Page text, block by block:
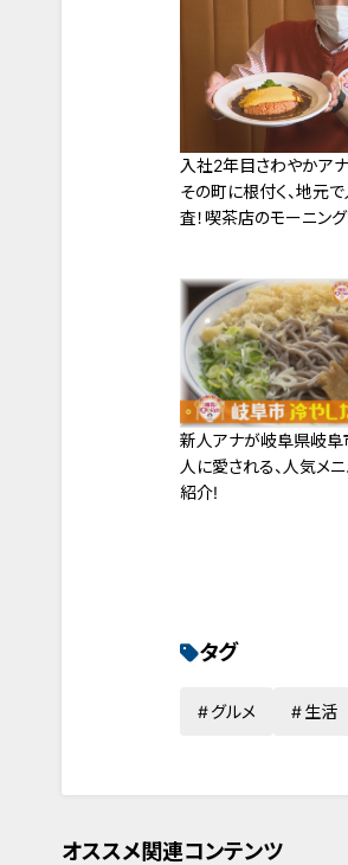
入社2年目さわやかアナ
その町に根付く、地元
査！喫茶店のモーニン
新人アナが岐阜県岐阜
人に愛される、人気メ
紹介!
タグ
グルメ 生活
オススメ関連コンテンツ